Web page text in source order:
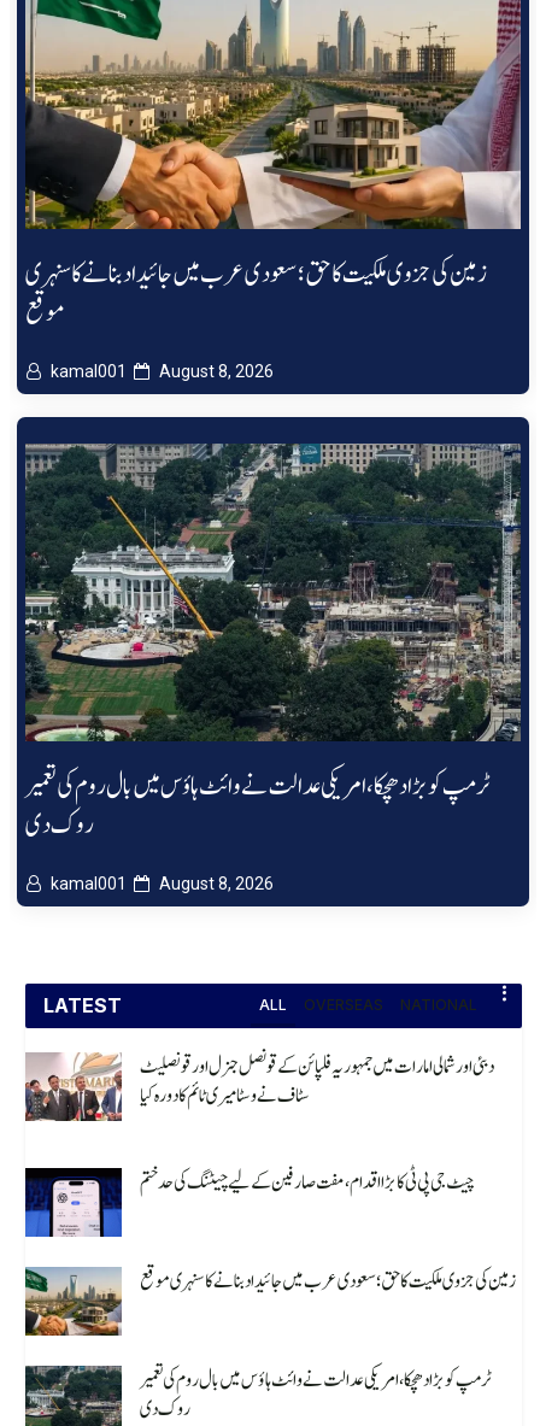
زمین کی جزوی ملکیت کا حق؛ سعودی عرب میں جائیداد بنانے کا سنہری
موقع
kamal001 August 8, 2026
ٹرمپ کو بڑا دھچکا، امریکی عدالت نے وائٹ ہاؤس میں بال روم کی تعمیر
روک دی
kamal001 August 8, 2026
LATEST ALL OVERSEAS NATIONAL
دبئی اور شمالی امارات میں جمہوریہ فلپائن کے قونصل جنرل اور قونصلیٹ
سٹاف نے وسٹا میری ٹائم کا دورہ کیا
چیٹ جی پی ٹی کا بڑا اقدام، مفت صارفین کے لیے چیٹنگ کی حد ختم
زمین کی جزوی ملکیت کا حق؛ سعودی عرب میں جائیداد بنانے کا سنہری موقع
ٹرمپ کو بڑا دھچکا، امریکی عدالت نے وائٹ ہاؤس میں بال روم کی تعمیر
روک دی